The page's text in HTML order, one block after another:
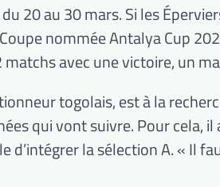
20 au 30 mars. Si les
nommée Antalya Cup
avec une victoire, un
togolais, est à la
qui vont suivre. Pour cela,
d’intégrer la sélection A. « Il